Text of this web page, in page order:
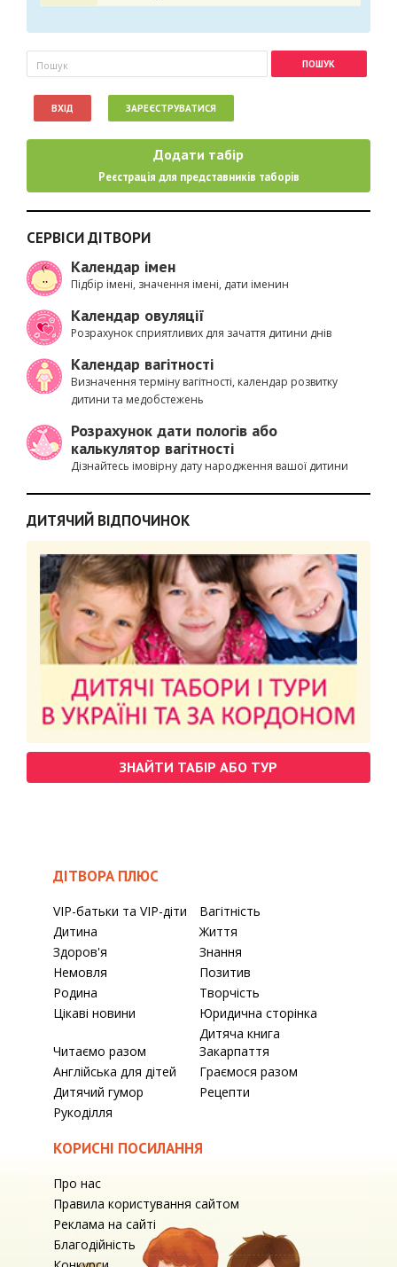
Пошукова форма
Пошук
ВХІД ЗАРЕЄСТРУВАТИСЯ
Додати табір
Реєстрація для представників таборів
СЕРВІСИ ДІТВОРИ
Календар імен
Підбір імені, значення імені, дати іменин
Календар овуляції
Розрахунок сприятливих для зачаття дитини днів
Календар вагітності
Визначення терміну вагітності, календар розвитку
дитини та медобстежень
Розрахунок дати пологів або
калькулятор вагітності
Дізнайтесь імовірну дату народження вашої дитини
ДИТЯЧИЙ ВІДПОЧИНОК
ЗНАЙТИ ТАБІР АБО ТУР
ДІТВОРА ПЛЮС
VIP-батьки та VIP-діти
Вагітність
Дитина
Життя
Здоров'я
Знання
Немовля
Позитив
Родина
Творчість
Цікаві новини
Юридична сторінка
Читаємо разом
Дитяча книга
Закарпаття
Англійська для дітей
Граємося разом
Дитячий гумор
Рецепти
Рукоділля
КОРИСНІ ПОСИЛАННЯ
Про нас
Правила користування сайтом
Реклама на сайті
Благодійність